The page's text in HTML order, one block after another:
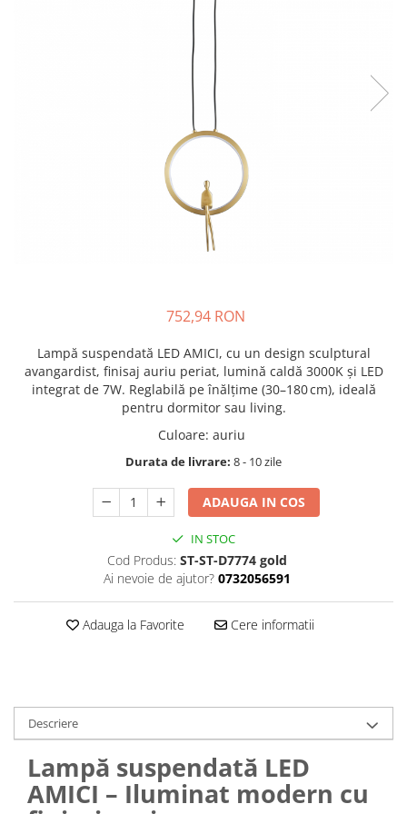
752,94 RON
Lampă suspendată LED AMICI, cu un design sculptural
avangardist, finisaj auriu periat, lumină caldă 3000K și LED
integrat de 7W. Reglabilă pe înălțime (30–180 cm), ideală
pentru dormitor sau living.
Culoare: auriu
Durata de livrare: 8 - 10 zile
ADAUGA IN COS
IN STOC
Cod Produs: ST-ST-D7774 gold
Ai nevoie de ajutor? 0732056591
Adauga la Favorite Cere informatii
Descriere
Lampă suspendată LED
AMICI – Iluminat modern cu